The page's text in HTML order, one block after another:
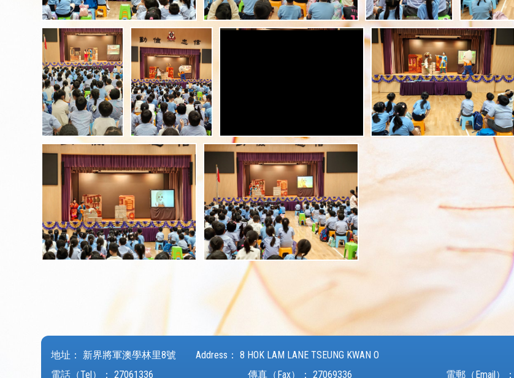
地址： 新界將軍澳學林里8號 Address： 8 HOK LAM LANE TSEUNG KWAN O
電話（Tel）： 27061336 傳真（Fax）： 27069336 電郵（Email）：